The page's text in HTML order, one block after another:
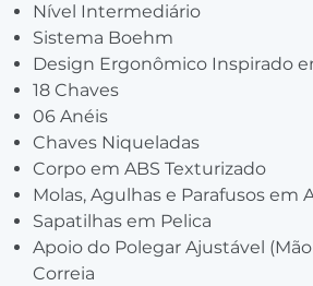
Nível Intermediário
Sistema Boehm
Design Ergonômico Inspirado
18 Chaves
06 Anéis
Chaves Niqueladas
Corpo em ABS Texturizado
Molas, Agulhas e Parafusos em
Sapatilhas em Pelica
Apoio do Polegar Ajustável
Correia